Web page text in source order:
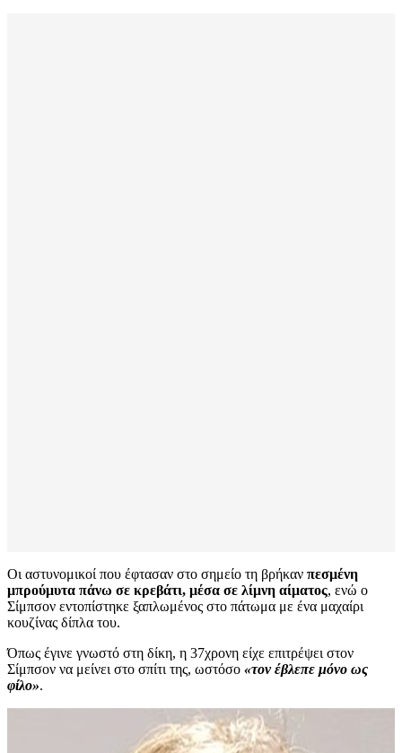
Οι αστυνομικοί που έφτασαν στο σημείο τη βρήκαν πεσμένη
μπρούμυτα πάνω σε κρεβάτι, μέσα σε λίμνη αίματος, ενώ ο
Σίμπσον εντοπίστηκε ξαπλωμένος στο πάτωμα με ένα μαχαίρι
κουζίνας δίπλα του.
Όπως έγινε γνωστό στη δίκη, η 37χρονη είχε επιτρέψει στον
Σίμπσον να μείνει στο σπίτι της, ωστόσο «τον έβλεπε μόνο ως
φίλο».